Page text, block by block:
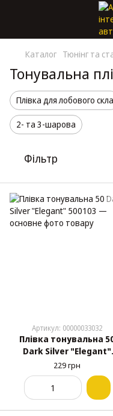
Каталог Тюнінг та
Тонувальна
Плівка для лобового скла
2- та 3-шарова
Фільтр
Артикул: 00000033032
Плівка тонувальна
Dark Silver "Elegant"
500103
229 грн